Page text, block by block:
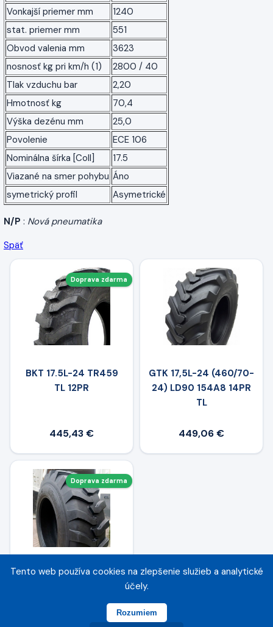
Vonkajší priemer mm
1240
stat. priemer mm
551
Obvod valenia mm
3623
nosnosť kg pri km/h (1)
2800 / 40
Tlak vzduchu bar
2,20
Hmotnosť kg
70,4
Výška dezénu mm
25,0
Povolenie
ECE 106
Nominálna šírka [Coll]
17.5
Viazané na smer pohybu Áno
symetrický profil
Asymetrické
N/P : Nová pneumatika
Späť
Doprava zdarma
BKT 17.5L-24 TR459
TL 12PR
445,43 €
GTK 17,5L-24 (460/70-
24) LD90 154A8 14PR
TL
449,06 €
Doprava zdarma
MARCHER 17,5L-24
Tento web používa cookies na zlepšenie služieb a analytické
účely.
Rozumiem